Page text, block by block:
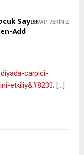
Sayısı
Add
carpici-
etkiliy&#8230; […]
CEVAP VERINIZ